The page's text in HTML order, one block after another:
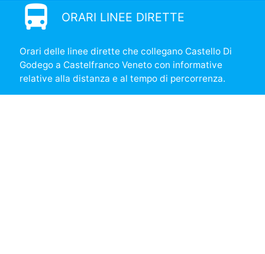
directions_bus ORARI LINEE DIRETTE
Orari delle linee dirette che collegano Castello Di
Godego a Castelfranco Veneto con informative
relative alla distanza e al tempo di percorrenza.